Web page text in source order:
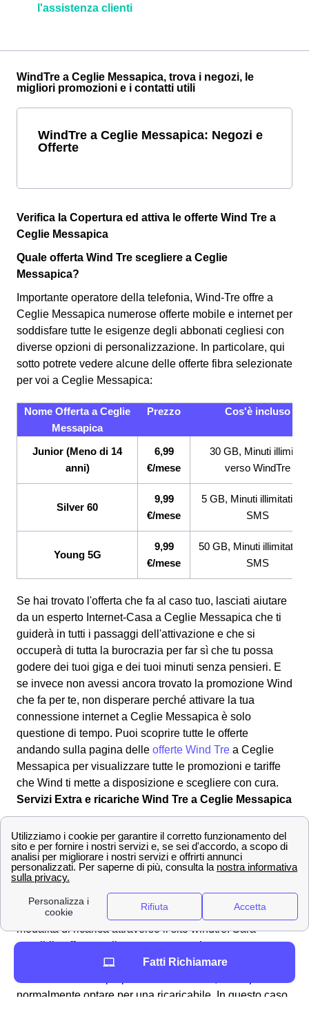
l'assistenza clienti
WindTre a Ceglie Messapica, trova i negozi, le
migliori promozioni e i contatti utili
WindTre a Ceglie Messapica: Negozi e
Offerte
Verifica la Copertura ed attiva le offerte Wind Tre a
Ceglie Messapica
Quale offerta Wind Tre scegliere a Ceglie
Messapica?
Importante operatore della telefonia, Wind-Tre offre a
Ceglie Messapica numerose offerte mobile e internet per
soddisfare tutte le esigenze degli abbonati cegliesi con
diverse opzioni di personalizzazione. In particolare, qui
sotto potrete vedere alcune delle offerte fibra selezionate
per voi a Ceglie Messapica:
Nome Offerta a Ceglie
Messapica
Prezzo Cos'è incluso
Junior (Meno di 14
anni)
6,99
€/mese
30 GB, Minuti illimitati
verso WindTre
Silver 60
9,99
€/mese
5 GB, Minuti illimitati,
SMS
Young 5G
9,99
€/mese
50 GB, Minuti illimitati,
SMS
Se hai trovato l'offerta che fa al caso tuo, lasciati aiutare
da un esperto Internet-Casa a Ceglie Messapica che ti
guiderà in tutti i passaggi dell'attivazione e che si
occuperà di tutta la burocrazia per far sì che tu possa
godere dei tuoi giga e dei tuoi minuti senza pensieri. E
se invece non avessi ancora trovato la promozione Wind
che fa per te, non disperare perché attivare la tua
connessione internet a Ceglie Messapica è solo
questione di tempo. Puoi scoprire tutte le offerte
andando sulla pagina delle offerte Wind Tre a Ceglie
Messapica per visualizzare tutte le promozioni e tariffe
che Wind ti mette a disposizione e scegliere con cura.
Servizi Extra e ricariche Wind Tre a Ceglie Messapica
Messapica
E' possibile ricaricare la tua SIM Wind Tre in diversi
modi: al tabaccaio a Ceglie Messapica, comprando una
ricarica grattabile, o tramite la propria banca. Però Wind
tre mette a disposizione dei suoi clienti cegliesi una
modalità di ricarica attraverso il sito windtre. Sarà
possibile effettuare il pagamento tramite conto corrente o
paypal. In molti abbonamenti è prevista la fatturazione
normalmente optare per una ricaricabile. In questo caso
Fatti Richiamare